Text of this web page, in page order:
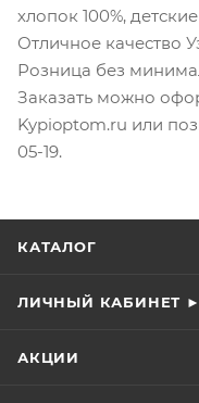
хлопок 100%,
Отличное качество
Розница без
Заказать можно
Kypioptom.ru или
05-19.
КАТАЛОГ
ЛИЧНЫЙ КАБИНЕТ ►
АКЦИИ